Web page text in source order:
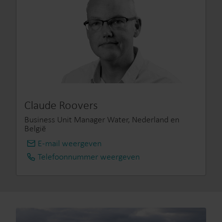
Claude Roovers
Business Unit Manager Water, Nederland en
België
E-mail weergeven
info@kamstrup.nl
Telefoonnummer weergeven
+31 314 820 900